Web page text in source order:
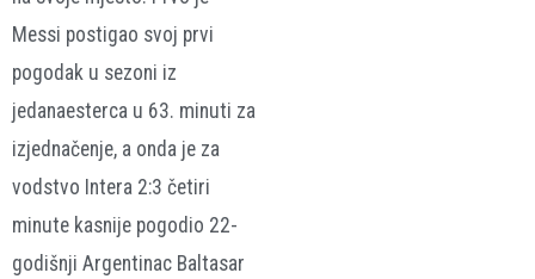
Messi postigao svoj prvi
pogodak u sezoni iz
jedanaesterca u 63. minuti za
izjednačenje, a onda je za
vodstvo Intera 2:3 četiri
minute kasnije pogodio 22-
godišnji Argentinac Baltasar